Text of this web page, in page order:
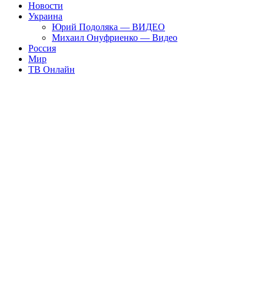
Новости
Украина
Юрий Подоляка — ВИДЕО
Михаил Онуфриенко — Видео
Россия
Мир
ТВ Онлайн